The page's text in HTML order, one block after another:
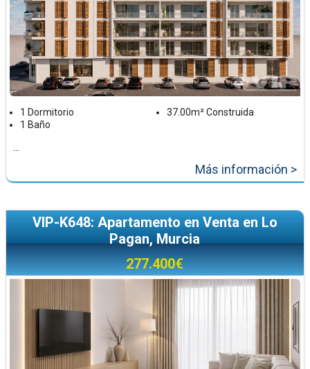
1 Dormitorio
1 Baño
37.00m² Construida
...
Más información >
VIP-K648: Apartamento en Venta en Lo
Pagan, Murcia
277.400€